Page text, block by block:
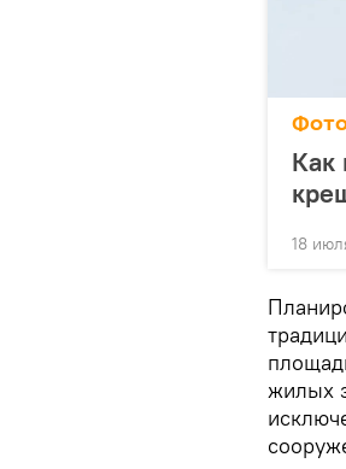
Как
18
жилых